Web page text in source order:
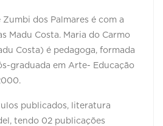
dos Palmares é com a
Madu Costa. Maria do Carmo
Costa) é pedagoga, formada
graduada em Arte- Educação
publicados, literatura
tendo 02 publicações